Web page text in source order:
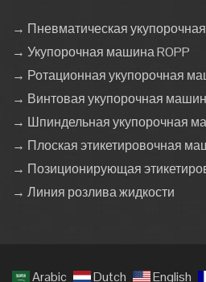
→ Пневматическая
→ Укупорочная машина ROPP
→ Ротационная укупорочная
→ Винтовая укупорочная
→ Шпиндельная укупорочная
→ Плоская этикетировочная
→ Позиционирующая
→ Линия розлива жидкости
Arabic Dutch English